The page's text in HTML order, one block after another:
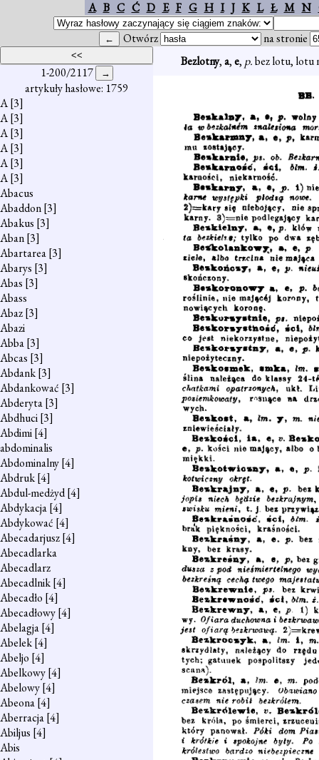
A B C Ć D E F G H I J K L Ł M N
Otwórz na stronie
1-200/2117
artykuły hasłowe: 1759
A[3]
A[3]
A[3]
A[3]
A[3]
A[3]
Abacus
Abaddon[3]
Abakus [3]
Aban[3]
Abartarea[3]
Abarys [3]
Abas [3]
Abass
Abaz[3]
Abazi
Abba[3]
Abcas [3]
Abdank[3]
Abdankować [3]
Abderyta[3]
Abdhuci[3]
Abdimi[4]
abdominalis
Abdominalny[4]
Abdruk[4]
Abdul-medżyd[4]
Abdykacja[4]
Abdykować [4]
Abecadarjusz[4]
Abecadlarka
Abecadlarz
Abecadlnik[4]
Abecadło [4]
Abecadłowy[4]
Abelagja[4]
Abelek[4]
Abeljo [4]
Abelkowy[4]
Abelowy[4]
Abeona[4]
Aberracja[4]
Abiljus [4]
Abis
Bezlotny,a,e, p.bez lotu, lotu